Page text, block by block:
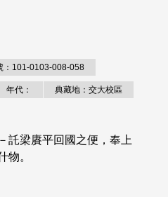
：101-0103-008-058
年代： 典藏地：交大校區
託梁賡平回國之便，奉上
物。